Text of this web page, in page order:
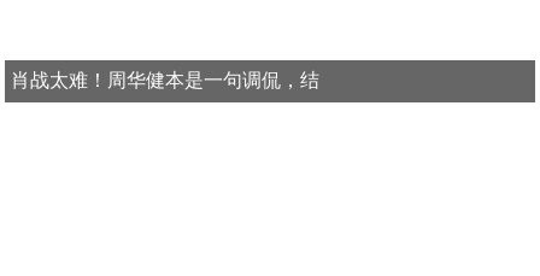
肖战太难！周华健本是一句调侃，结